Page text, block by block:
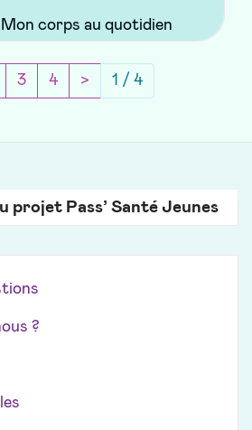
3 4 > Page suivante
1 / 4
projet Pass’ Santé Jeunes
?